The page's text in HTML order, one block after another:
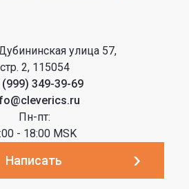
улица 57,
стр. 2, 115054
(999) 349-39-69
Пн-пт:
- 18:00 MSK
Написать